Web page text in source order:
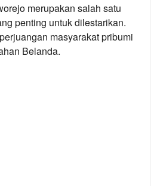
merupakan salah satu
penting untuk dilestarikan.
masyarakat pribumi
Belanda.